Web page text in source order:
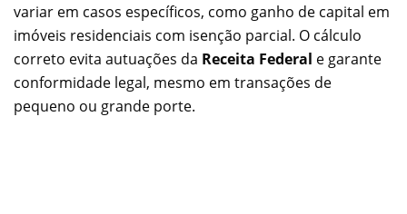
variar em casos específicos, como ganho de capital em
imóveis residenciais com isenção parcial. O cálculo
correto evita autuações da Receita Federal e garante
conformidade legal, mesmo em transações de
pequeno ou grande porte.